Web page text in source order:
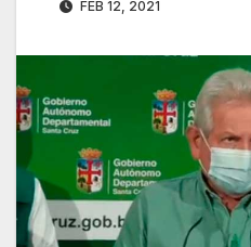
FEB 12, 2021